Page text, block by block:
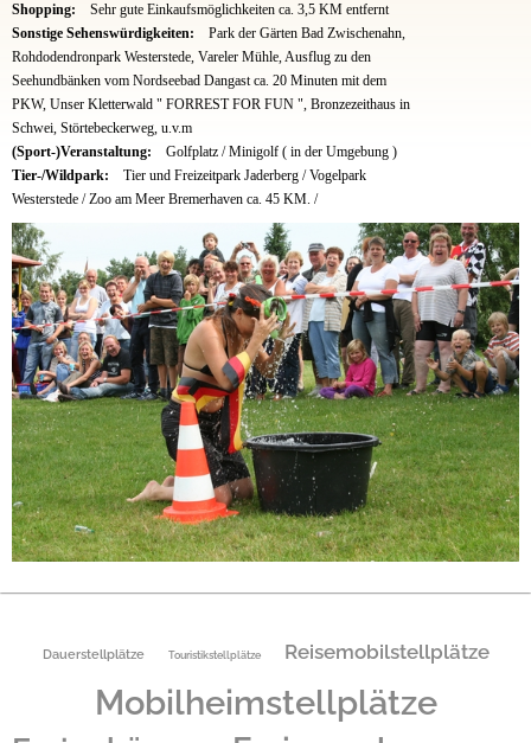
Shopping:
Sehr gute Einkaufsmöglichkeiten ca. 3,5 KM entfernt
Sonstige Sehenswürdigkeiten:
Park der Gärten Bad Zwischenahn,
Rohdodendronpark Westerstede, Vareler Mühle, Ausflug zu den
Seehundbänken vom Nordseebad Dangast ca. 20 Minuten mit dem
PKW, Unser Kletterwald " FORREST FOR FUN ", Bronzezeithaus in
Schwei, Störtebeckerweg, u.v.m
(Sport-)Veranstaltung:
Golfplatz / Minigolf ( in der Umgebung )
Tier-/Wildpark:
Tier und Freizeitpark Jaderberg / Vogelpark
Westerstede / Zoo am Meer Bremerhaven ca. 45 KM. /
Dauerstellplätze Touristikstellplätze Reisemobilstellplätze
Mobilheimstellplätze